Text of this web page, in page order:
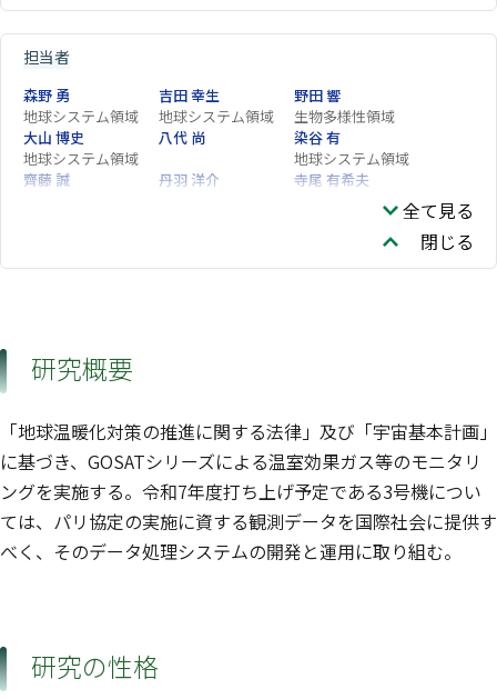
担当者
森野 勇
地球システム領域
吉田 幸生
地球システム領域
野田 響
生物多様性領域
大山 博史
地球システム領域
八代 尚
染谷 有
地球システム領域
齊藤 誠
丹羽 洋介
寺尾 有希夫
地球システム領域
地球システム領域
池田 恒平
藤縄 環
西澤 智明
ACHARI Rajesh
亀井 秋秀
佐伯 田鶴
地球システム領域
Shamil Maksyutov
内山 明博
堀 晃浩
堤 之智
田邊 朋昭
奥村 典子
山田 裕子
佐々木 直子
須藤 公子
曾 継業
地球システム領域
佐藤 枝美子
宇賀神 惇
島田 真美子
岡本 祥子
全て見る
閉じる
研究概要
「地球温暖化対策の推進に関する法律」及び「宇宙基本計画」
に基づき、GOSATシリーズによる温室効果ガス等のモニタリ
ングを実施する。令和7年度打ち上げ予定である3号機につい
ては、パリ協定の実施に資する観測データを国際社会に提供す
べく、そのデータ処理システムの開発と運用に取り組む。
研究の性格